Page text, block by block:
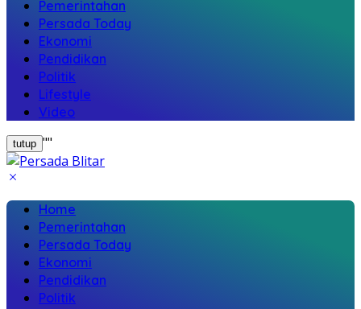
Pemerintahan
Persada Today
Ekonomi
Pendidikan
Politik
Lifestyle
Video
tutup ""
Home
Pemerintahan
Persada Today
Ekonomi
Pendidikan
Politik